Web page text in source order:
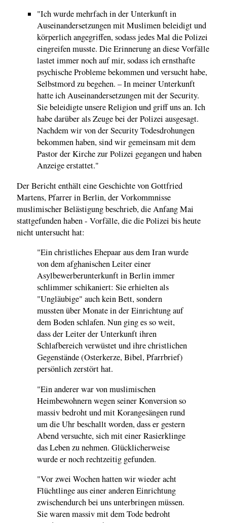
"Ich wurde mehrfach in der Unterkunft in
Auseinandersetzungen mit Muslimen beleidigt und
körperlich angegriffen, sodass jedes Mal die Polizei
eingreifen musste. Die Erinnerung an diese Vorfälle
lastet immer noch auf mir, sodass ich ernsthafte
psychische Probleme bekommen und versucht habe,
Selbstmord zu begehen. – In meiner Unterkunft
hatte ich Auseinandersetzungen mit der Security.
Sie beleidigte unsere Religion und griff uns an. Ich
habe darüber als Zeuge bei der Polizei ausgesagt.
Nachdem wir von der Security Todesdrohungen
bekommen haben, sind wir gemeinsam mit dem
Pastor der Kirche zur Polizei gegangen und haben
Anzeige erstattet."
Der Bericht enthält eine Geschichte von Gottfried
Martens, Pfarrer in Berlin, der Vorkommnisse
muslimischer Belästigung beschrieb, die Anfang Mai
stattgefunden haben - Vorfälle, die die Polizei bis heute
nicht untersucht hat:
"Ein christliches Ehepaar aus dem Iran wurde
von dem afghanischen Leiter einer
Asylbewerberunterkunft in Berlin immer
schlimmer schikaniert: Sie erhielten als
"Ungläubige" auch kein Bett, sondern
mussten über Monate in der Einrichtung auf
dem Boden schlafen. Nun ging es so weit,
dass der Leiter der Unterkunft ihren
Schlafbereich verwüstet und ihre christlichen
Gegenstände (Osterkerze, Bibel, Pfarrbrief)
persönlich zerstört hat.
"Ein anderer war von muslimischen
Heimbewohnern wegen seiner Konversion so
massiv bedroht und mit Korangesängen rund
um die Uhr beschallt worden, dass er gestern
Abend versuchte, sich mit einer Rasierklinge
das Leben zu nehmen. Glücklicherweise
wurde er noch rechtzeitig gefunden.
"Vor zwei Wochen hatten wir wieder acht
Flüchtlinge aus einer anderen Einrichtung
zwischendurch bei uns unterbringen müssen.
Sie waren massiv mit dem Tode bedroht